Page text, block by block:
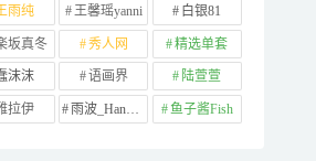
雨纯 王馨瑶yanni 白银81
坂真冬 秀人网 精选单套
沫沫 语画界 陆萱萱
拉伊 雨波_HaneAme 鱼子酱Fish